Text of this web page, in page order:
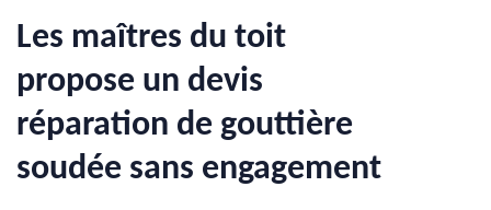
Les maîtres du toit
propose un devis
réparation de gouttière
soudée sans engagement